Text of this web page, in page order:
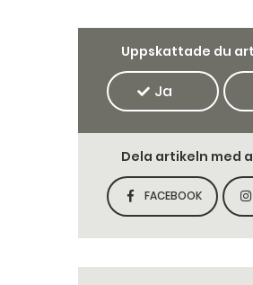
Uppskattade du
Ja
Dela artikeln med
DELA SIDAN PÅ
FACEBOOK